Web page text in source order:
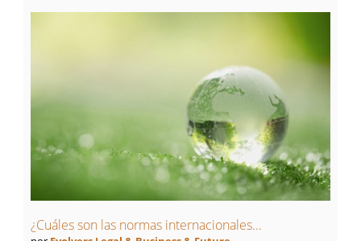
¿Cuáles son las normas internacionales...